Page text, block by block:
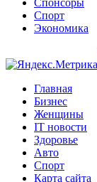
Спорт
Экономика
Главная
Бизнес
Женщины
IT новости
Здоровье
Авто
Спорт
Карта сайта